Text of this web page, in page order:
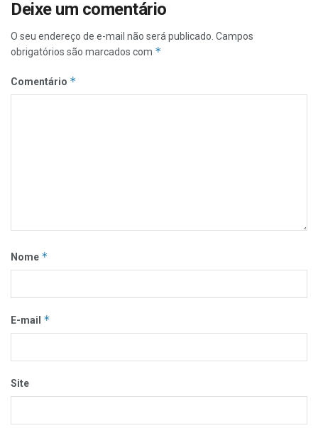
Deixe um comentário
O seu endereço de e-mail não será publicado. Campos
obrigatórios são marcados com *
Comentário *
Nome *
E-mail *
Site